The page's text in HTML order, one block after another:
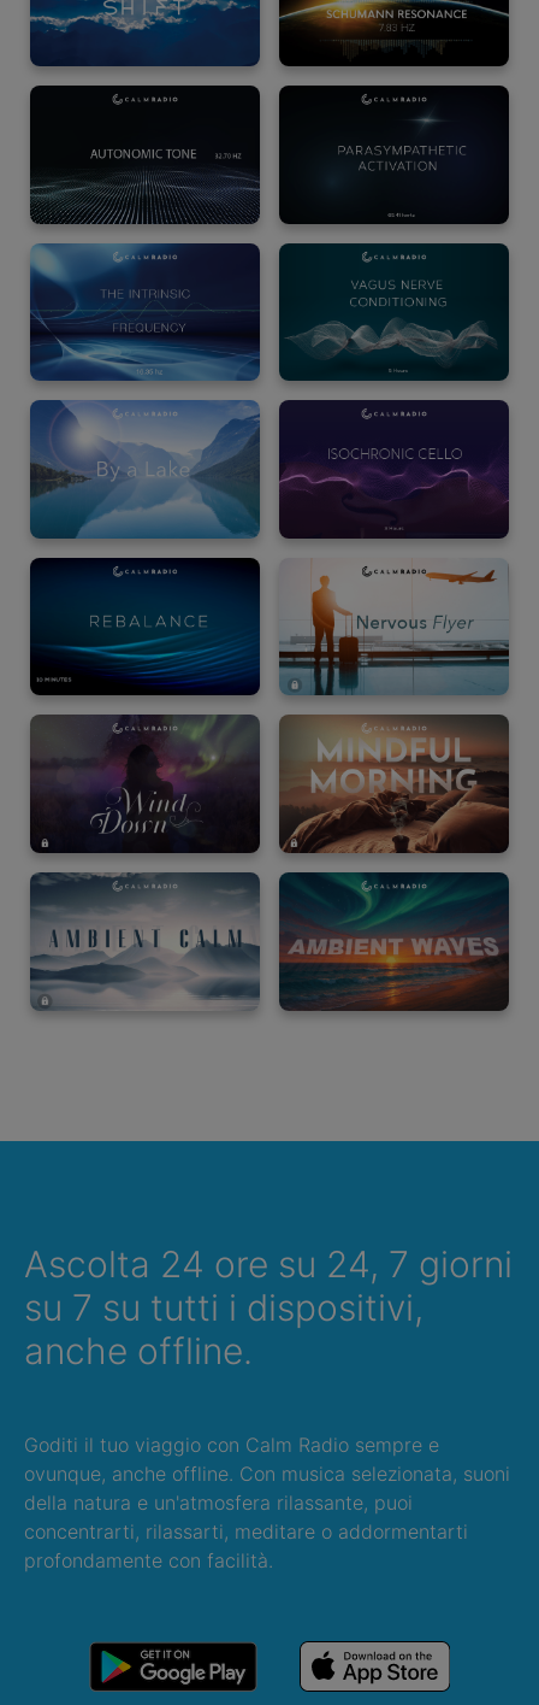
Ascolta 24 ore su 24, 7 giorni
su 7 su tutti i dispositivi,
anche offline.
Goditi il tuo viaggio con Calm Radio sempre e
ovunque, anche offline. Con musica selezionata, suoni
della natura e un'atmosfera rilassante, puoi
concentrarti, rilassarti, meditare o addormentarti
profondamente con facilità.